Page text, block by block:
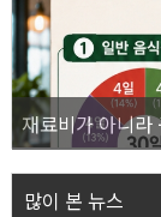
많이 본 뉴스